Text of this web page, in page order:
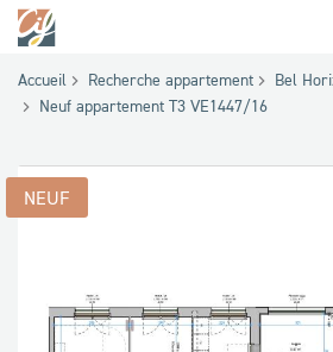
Accueil Recherche appartement
Bel
Neuf appartement T3 VE1447/16
NEUF